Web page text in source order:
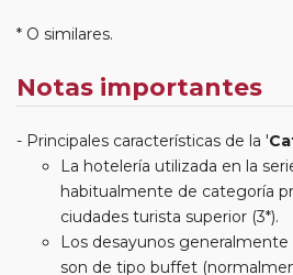
* O similares.
Notas importantes
Principales características de la '
La hotelería utilizada en la
habitualmente de categoría
ciudades turista superior (3*).
Los desayunos
son de tipo buffet